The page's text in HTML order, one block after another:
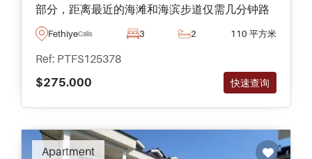
部分，距离最近的海滩和海滨步道仅需几分钟路
程。
FethiyeCalis 3 2 110 平方米
Ref: PTFS125378
$275.000
快速查询
Apartment